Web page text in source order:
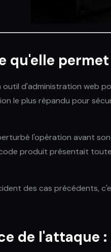
qu'elle permet
outil d'administration web
le plus répandu pour
l'opération avant
produit présentait
des cas précédents,
de l'attaque